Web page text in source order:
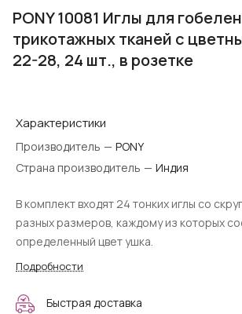
PONY 10081 Иглы для
трикотажных тканей с
22-28, 24 шт., в розетке
Характеристики
Производитель — PONY
Страна производитель — Индия
В комплект входят 24 тонких иглы со
разных размеров, каждому из которых
определенный цвет ушка.
Подробности
Быстрая доставка